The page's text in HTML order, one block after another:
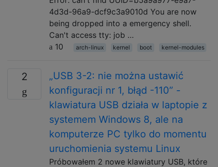
4d3d-96a9-dcf9c3a9010d You are now
being dropped into a emergency shell.
Can't access tty: job …
10
arch-linux kernel boot kernel-modules
2
„USB 3-2: nie można ustawić
konfiguracji nr 1, błąd -110” -
klawiatura USB działa w laptopie z
systemem Windows 8, ale na
komputerze PC tylko do momentu
uruchomienia systemu Linux
Próbowałem 2 nowe klawiatury USB, które